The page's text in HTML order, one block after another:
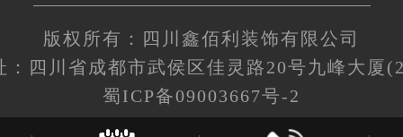
版权所有：四川鑫佰利装饰有限公司
：四川省成都市武侯区佳灵路20号九峰大厦
蜀ICP备09003667号-2